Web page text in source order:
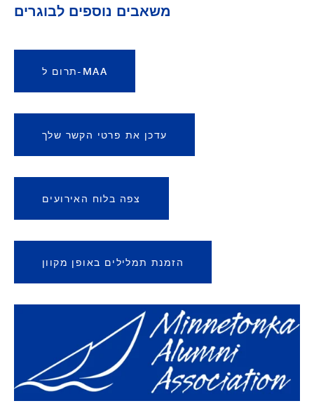
משאבים נוספים לבוגרים
תרום ל-MAA
עדכן את פרטי הקשר שלך
צפה בלוח האירועים
הזמנת תמלילים באופן מקוון